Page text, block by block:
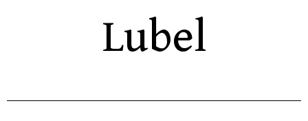
Lubel